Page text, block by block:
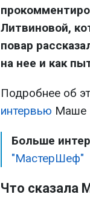
Литвиновой,
повар
на нее и как
Подробнее об
интервью Маше
Больше
"МастерШеф"
Что сказала